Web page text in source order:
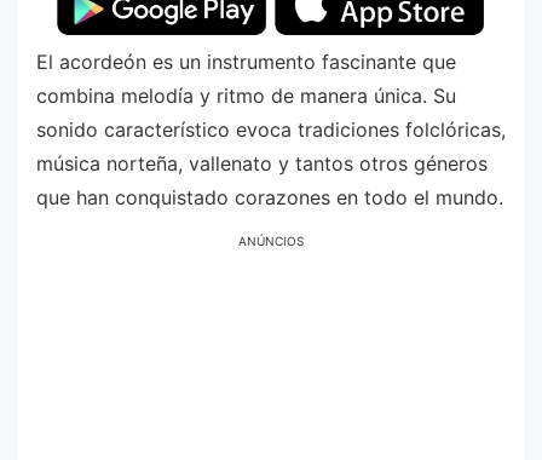
El acordeón es un instrumento fascinante que
combina melodía y ritmo de manera única. Su
sonido característico evoca tradiciones folclóricas,
música norteña, vallenato y tantos otros géneros
que han conquistado corazones en todo el mundo.
ANÚNCIOS